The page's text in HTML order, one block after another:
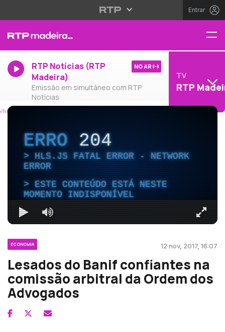
Entrar
RTP Notícias (RTP
Madeira)
Emissão em simultâneo com RTP
Notícias
NO AR
TV
RTP
ERRO204
HLS.JS FATAL ERROR - NETWORK
ERROR
ESTE CONTEÚDO ESTÁ NESTE
MOMENTO INDISPONÍVEL
ECONOMIA 12 nov, 2017, 16:07
Lesados do Banif confiantes na
comissão arbitral da Ordem dos
Advogados